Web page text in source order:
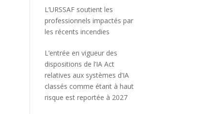
L’URSSAF soutient les
professionnels impactés par
les récents incendies
L’entrée en vigueur des
dispositions de l’IA Act
relatives aux systèmes d’IA
classés comme étant à haut
risque est reportée à 2027